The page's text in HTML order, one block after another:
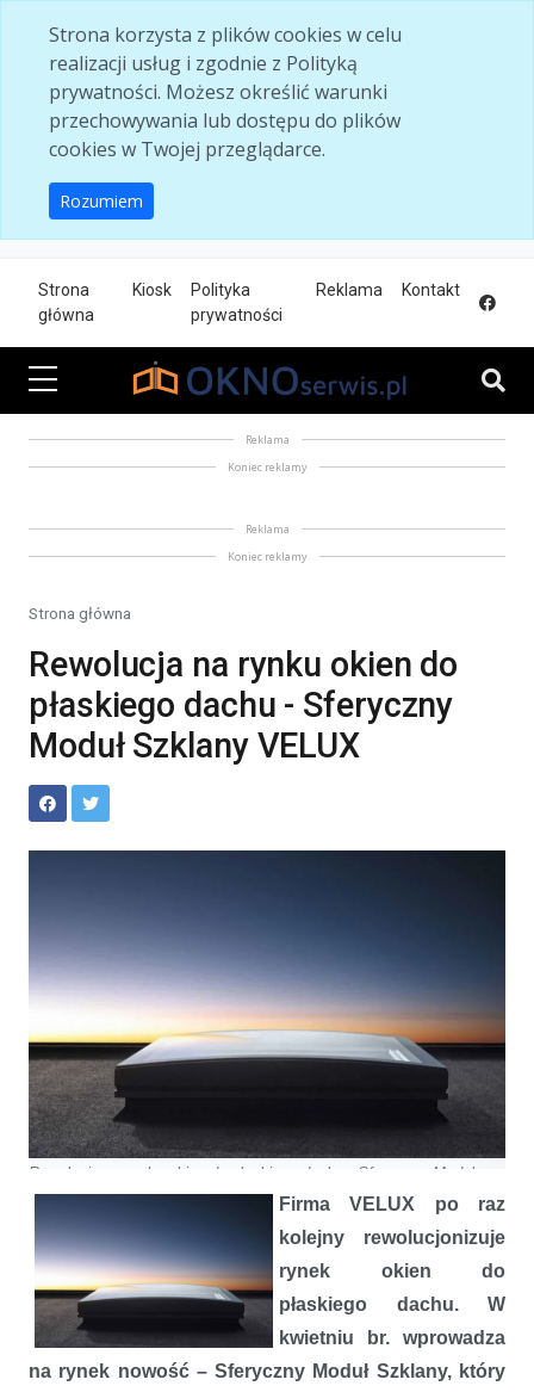
Strona korzysta z plików cookies w celu
realizacji usług i zgodnie z Polityką
prywatności. Możesz określić warunki
przechowywania lub dostępu do plików
cookies w Twojej przeglądarce.
Rozumiem
Strona
główna
Kiosk
Polityka
prywatności
Reklama Kontakt
Reklama
Koniec reklamy
Reklama
Koniec reklamy
Strona główna
Rewolucja na rynku okien do
płaskiego dachu - Sferyczny
Moduł Szklany VELUX
Rewolucja na rynku okien do płaskiego dachu - Sferyczny Moduł
Szklany VELUX
Firma VELUX po raz
kolejny rewolucjonizuje
rynek okien do
płaskiego dachu. W
kwietniu br. wprowadza
na rynek nowość – Sferyczny Moduł Szklany, który